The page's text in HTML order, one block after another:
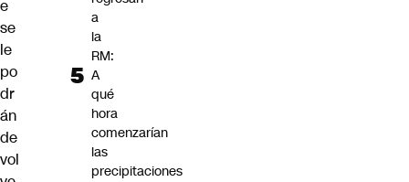
e
se
le
po
dr
án
de
vol
a
la
RM:
A
qué
hora
comenzarían
las
precipitaciones